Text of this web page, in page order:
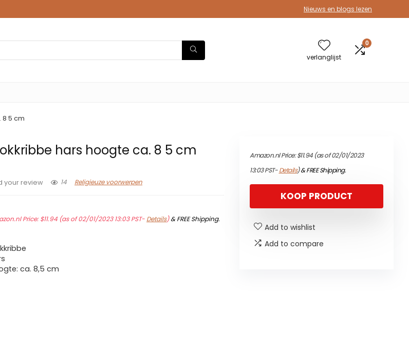
Nieuws en blogs lezen
verlanglijst
0
5 cm
hars hoogte ca. 8 5 cm
your review 14 Religieuze voorwerpen
Price:$11.94 (as of 02/01/2023 13:03 PST- Details)&FREE Shipping.
ca. 8,5 cm
Amazon.nl Price:$11.94(as of 02/01/2023
13:03 PST-Details)&FREE Shipping.
KOOP PRODUCT
Add to wishlist
Add to compare